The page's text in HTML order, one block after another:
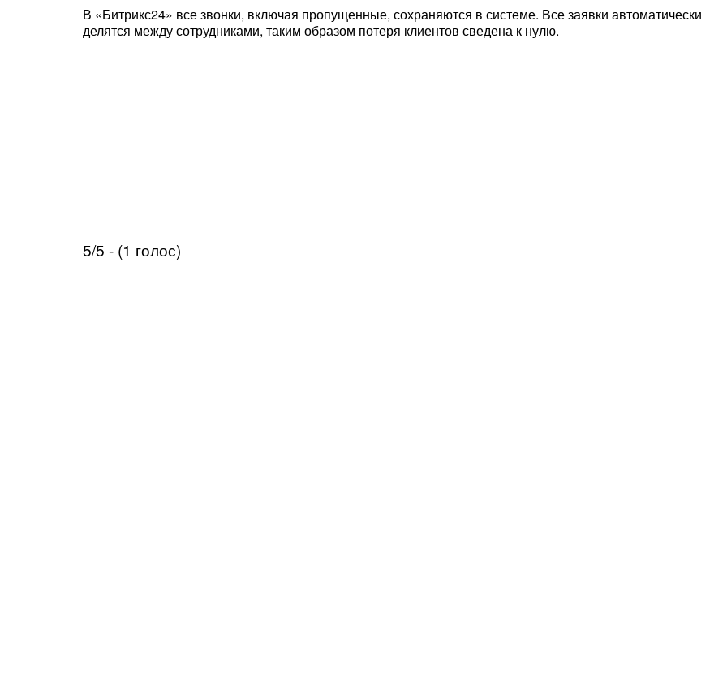
В «Битрикс24» все звонки, включая пропущенные, сохраняются в системе. Все заявки автоматически
делятся между сотрудниками, таким образом потеря клиентов сведена к нулю.
5/5 - (1 голос)